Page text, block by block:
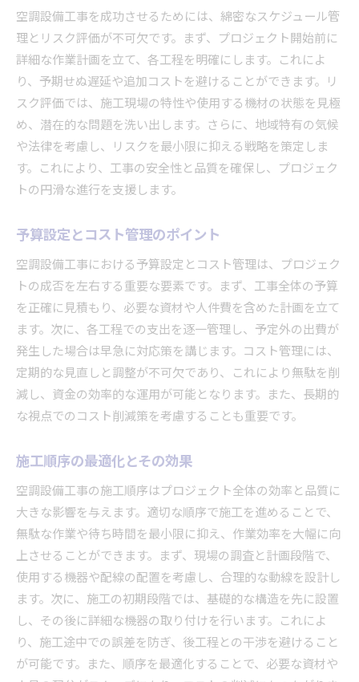
空調設備工事を成功させるためには、綿密なスケジュール管
理とリスク評価が不可欠です。まず、プロジェクト開始前に
詳細な作業計画を立て、各工程を明確にします。これによ
り、予期せぬ遅延や追加コストを避けることができます。リ
スク評価では、施工現場の特性や使用する機材の状態を見極
め、潜在的な問題を洗い出します。さらに、地域特有の気候
や法律を考慮し、リスクを最小限に抑える戦略を策定しま
す。これにより、工事の安全性と品質を確保し、プロジェク
トの円滑な進行を支援します。
予算設定とコスト管理のポイント
空調設備工事における予算設定とコスト管理は、プロジェク
トの成否を左右する重要な要素です。まず、工事全体の予算
を正確に見積もり、必要な資材や人件費を含めた計画を立て
ます。次に、各工程での支出を逐一管理し、予定外の出費が
発生した場合は早急に対応策を講じます。コスト管理には、
定期的な見直しと調整が不可欠であり、これにより無駄を削
減し、資金の効率的な運用が可能となります。また、長期的
な視点でのコスト削減策を考慮することも重要です。
施工順序の最適化とその効果
空調設備工事の施工順序はプロジェクト全体の効率と品質に
大きな影響を与えます。適切な順序で施工を進めることで、
無駄な作業や待ち時間を最小限に抑え、作業効率を大幅に向
上させることができます。まず、現場の調査と計画段階で、
使用する機器や配線の配置を考慮し、合理的な動線を設計し
ます。次に、施工の初期段階では、基礎的な構造を先に設置
し、その後に詳細な機器の取り付けを行います。これによ
り、施工途中での誤差を防ぎ、後工程との干渉を避けること
が可能です。また、順序を最適化することで、必要な資材や